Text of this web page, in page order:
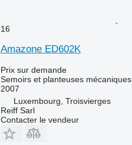
16
Amazone ED602K
Prix sur demande
Semoirs et planteuses
2007
Luxembourg, Troisvierges
Reiff Sarl
Contacter le vendeur